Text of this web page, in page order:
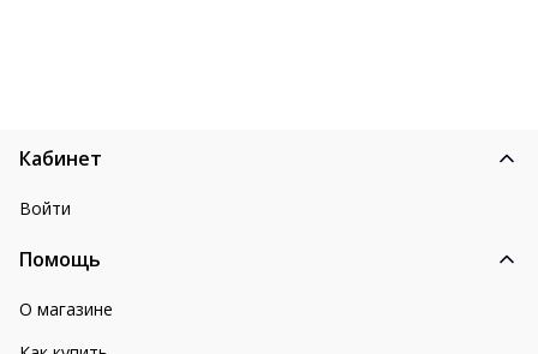
Кабинет
Войти
Помощь
О магазине